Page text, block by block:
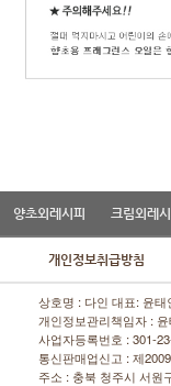
양초외레시피 크림외레
개인정보취급방침
상호명 : 다인 대표: 윤태
개인정보관리책임자 :
사업자등록번호 : 301-
통신판매업신고 : 제
주소 : 충북 청주시 서원